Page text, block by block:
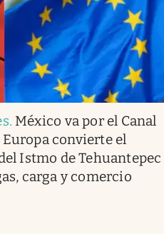
. México va por el Canal
Europa convierte el
Istmo de Tehuantepec
carga y comercio